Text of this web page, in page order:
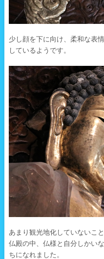
少し顔を下に向け、柔和な表
しているようです。
あまり観光地化していないこ
仏殿の中、仏様と自分しかい
ちになれました。